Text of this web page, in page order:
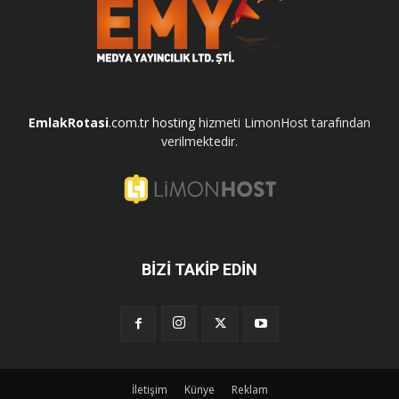
EmlakRotasi.com.tr hosting hizmeti LimonHost tarafından
verilmektedir.
BİZİ TAKİP EDİN
İletişim Künye Reklam